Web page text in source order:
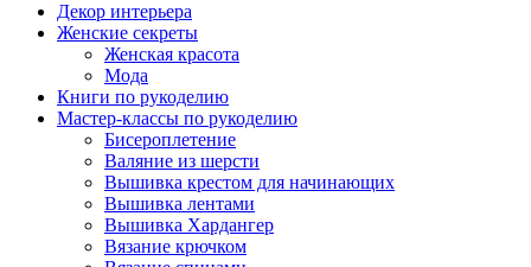
Декор интерьера
Женские секреты
Женская красота
Мода
Книги по рукоделию
Мастер-классы по рукоделию
Бисероплетение
Валяние из шерсти
Вышивка крестом для начинающих
Вышивка лентами
Вышивка Хардангер
Вязание крючком